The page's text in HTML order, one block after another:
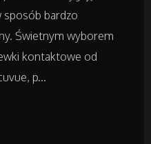
sposób bardzo
Świetnym wyborem
kontaktowe od
p...